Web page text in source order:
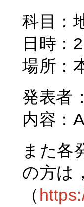
科目：
日時：
場所：
発表者
内容：
また各
の方は
（